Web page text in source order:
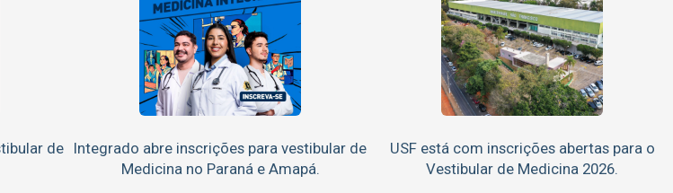
de
Integrado abre inscrições para vestibular de
Medicina no Paraná e Amapá.
USF está com inscrições abertas para o
Vestibular de Medicina 2026.